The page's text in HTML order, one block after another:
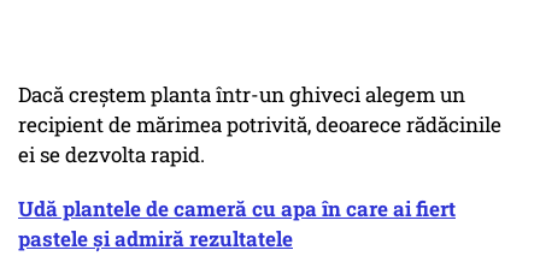
Dacă creștem planta într-un ghiveci alegem un
recipient de mărimea potrivită, deoarece rădăcinile
ei se dezvolta rapid.
Udă plantele de cameră cu apa în care ai fiert
pastele și admiră rezultatele